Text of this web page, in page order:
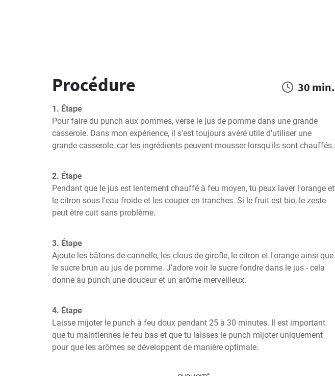
Procédure 30 min.
1. Étape
Pour faire du punch aux pommes, verse le jus de pomme dans une grande
casserole. Dans mon expérience, il s'est toujours avéré utile d'utiliser une
grande casserole, car les ingrédients peuvent mousser lorsqu'ils sont chauffés.
2. Étape
Pendant que le jus est lentement chauffé à feu moyen, tu peux laver l'orange et
le citron sous l'eau froide et les couper en tranches. Si le fruit est bio, le zeste
peut être cuit sans problème.
3. Étape
Ajoute les bâtons de cannelle, les clous de girofle, le citron et l'orange ainsi que
le sucre brun au jus de pomme. J'adore voir le sucre fondre dans le jus - cela
donne au punch une douceur et un arôme merveilleux.
4. Étape
Laisse mijoter le punch à feu doux pendant 25 à 30 minutes. Il est important
que tu maintiennes le feu bas et que tu laisses le punch mijoter uniquement
pour que les arômes se développent de manière optimale.